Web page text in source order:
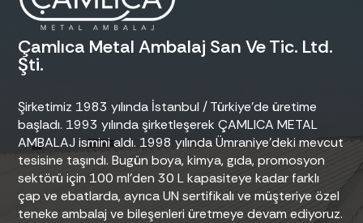
Çamlıca Metal Ambalaj San Ve Tic. Ltd.
Şti.
Şirketimiz 1983 yılında İstanbul / Türkiye’de üretime
başladı. 1993 yılında şirketleşerek ÇAMLICA METAL
AMBALAJ ismini aldı. 1998 yılında Ümraniye’deki mevcut
tesisine taşındı. Bugün boya, kimya, gıda, promosyon
sektörü için 100 ml’den 30 L kapasiteye kadar farklı
çap ve ebatlarda, ayrıca UN sertifikalı ve müşteriye özel
teneke ambalaj ve bileşenleri üretmeye devam ediyoruz.